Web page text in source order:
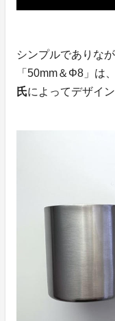
シンプルでありな
「50mm＆Φ8」は、
氏によってデザイ